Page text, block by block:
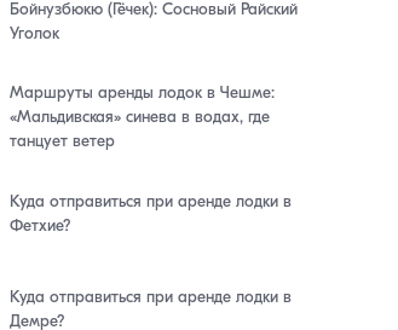
Бойнузбюкю (Гёчек): Сосновый Райский
Уголок
Маршруты аренды лодок в Чешме:
«Мальдивская» синева в водах, где
танцует ветер
Куда отправиться при аренде лодки в
Фетхие?
Куда отправиться при аренде лодки в
Демре?